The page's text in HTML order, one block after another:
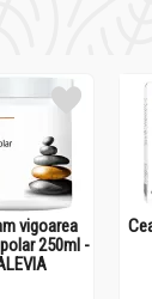
vigoarea
250ml -